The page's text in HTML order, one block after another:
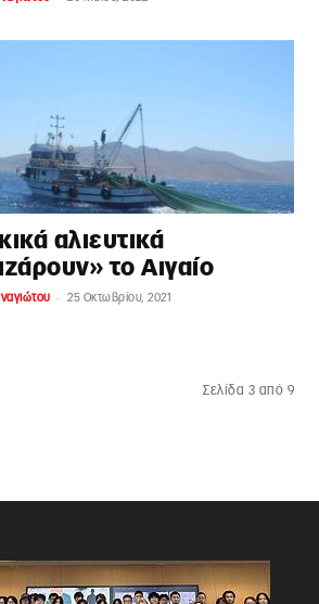
αλιευτικά
το Αιγαίο
- 25 Οκτωβρίου, 2021
Σελίδα 3 από 9